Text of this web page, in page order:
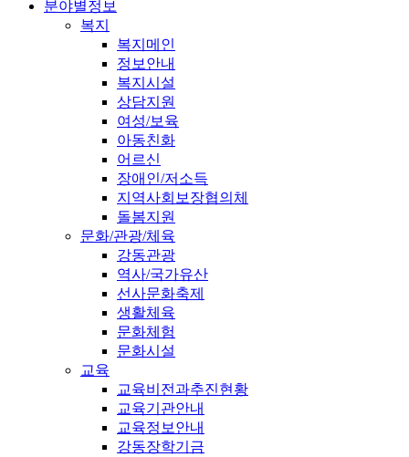
분야별정보
복지
복지메인
정보안내
복지시설
상담지원
여성/보육
아동친화
어르신
장애인/저소득
지역사회보장협의체
돌봄지원
문화/관광/체육
강동관광
역사/국가유산
선사문화축제
생활체육
문화체험
문화시설
교육
교육비전과추진현황
교육기관안내
교육정보안내
강동장학기금